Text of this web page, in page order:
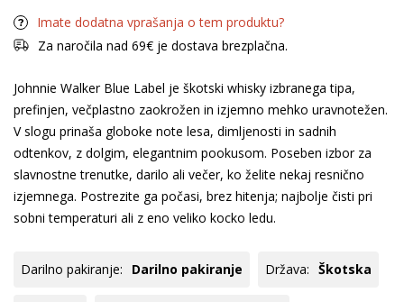
Imate dodatna vprašanja o tem produktu?
Za naročila nad 69€ je dostava brezplačna.
Johnnie Walker Blue Label je škotski whisky izbranega tipa,
prefinjen, večplastno zaokrožen in izjemno mehko uravnotežen.
V slogu prinaša globoke note lesa, dimljenosti in sadnih
odtenkov, z dolgim, elegantnim pookusom. Poseben izbor za
slavnostne trenutke, darilo ali večer, ko želite nekaj resnično
izjemnega. Postrezite ga počasi, brez hitenja; najbolje čisti pri
sobni temperaturi ali z eno veliko kocko ledu.
Darilno pakiranje: Darilno pakiranje Država: Škotska